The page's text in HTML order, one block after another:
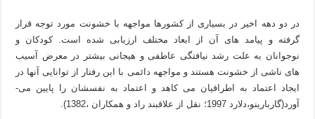
در دو دهه اخیر در بسیاری از کشورها مواجهه با خشونت مورد توجه قرار
گرفته و پیامد های آن از ابعاد مختلف ارزیابی شده است. کودکان و
نوجوانان به علت رشد نیافتگی عاطفی و هیجانی بیشتر در معرض آسیب
های ناشی از خشونت هستند و مواجهه دائمی با این رفتار از توانایی آنها در
ایجاد اعتماد به اطرافیان می کاهد و اعتماد به نفسشان را پایین می-
آورد(گاربارینو،دلارد 1997؛ نقل از علاقبند راد و همکاران ،1382).